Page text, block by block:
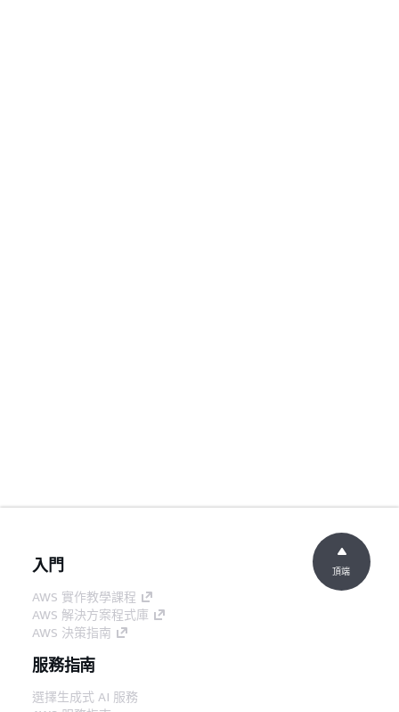
入門
AWS 實作教學課程
AWS 解決方案程式庫
AWS 決策指南
服務指南
選擇生成式 AI 服務
頂端